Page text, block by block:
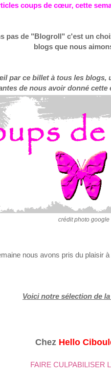
es coups de cœur, cette s
pas de "Blogroll" c'est un
blogs que nous
par ce billet à tous les blogs,
de nous avoir donné cette
crédit photo google
nous avons pris du plaisir
Voici notre sélection de
Chez Hello
FAIRE CULPABILISER